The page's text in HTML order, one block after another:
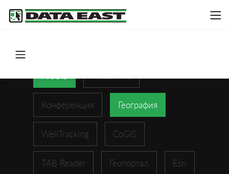
Конференция География
WellTracking CoGIS
TAB Reader Геопортал Esri